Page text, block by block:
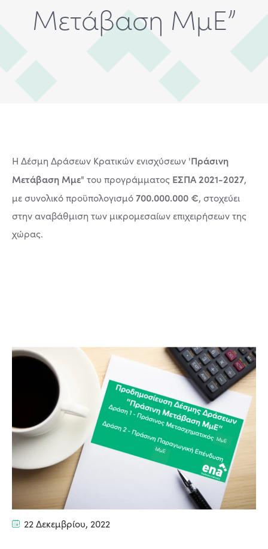
Μετάβαση ΜμΕ”
Η Δέσμη Δράσεων Κρατικών ενισχύσεων 'Πράσινη
Μετάβαση Μμε" του προγράμματος ΕΣΠΑ 2021-2027,
με συνολικό προϋπολογισμό700.000.000 €, στοχεύει
στην αναβάθμιση των μικρομεσαίων επιχειρήσεων της
χώρας.
22 Δεκεμβρίου, 2022